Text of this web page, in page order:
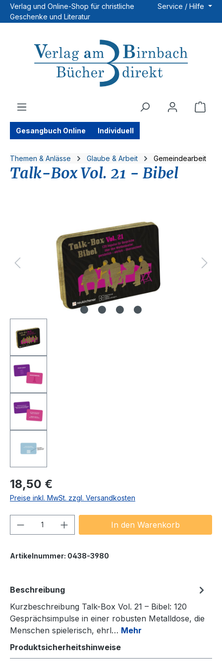
Zum Hauptinhalt springen
Verlag und Online-Shop für christliche
Geschenke und Literatur
Service / Hilfe
Gesangbuch Online Individuell
Themen & Anlässe Glaube & Arbeit Gemeindearbeit
Talk-Box Vol. 21 - Bibel
Regulärer Preis:
18,50 €
Preise inkl. MwSt. zzgl. Versandkosten
Produkt Anzahl: Gib denIn den Warenkorb
Artikelnummer: 0438-3980
Beschreibung
Kurzbeschreibung Talk-Box Vol. 21 – Bibel: 120
Gesprächsimpulse in einer robusten Metalldose, die
Menschen spielerisch, ehrl… Mehr
Produktsicherheitshinweise